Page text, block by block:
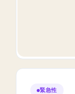
緊急性